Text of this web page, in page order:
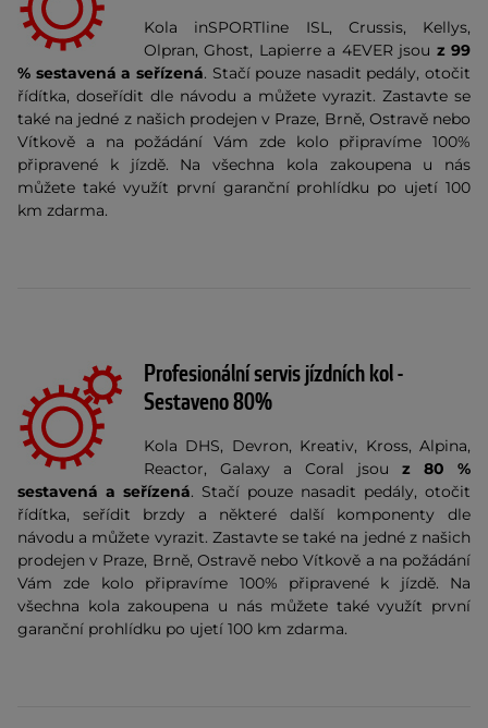
Kola inSPORTline ISL, Crussis, Kellys,
Olpran, Ghost, Lapierre a 4EVER jsou z 99
% sestavená a seřízená. Stačí pouze nasadit pedály, otočit
řídítka, doseřídit dle návodu a můžete vyrazit. Zastavte se
také na jedné z našich prodejen v Praze, Brně, Ostravě nebo
Vítkově a na požádání Vám zde kolo připravíme 100%
připravené k jízdě. Na všechna kola zakoupena u nás
můžete také využít první garanční prohlídku po ujetí 100
km zdarma.
Profesionální servis jízdních kol -
Sestaveno 80%
Kola DHS, Devron, Kreativ, Kross, Alpina,
Reactor, Galaxy a Coral jsou z 80 %
sestavená a seřízená. Stačí pouze nasadit pedály, otočit
řídítka, seřídit brzdy a některé další komponenty dle
návodu a můžete vyrazit. Zastavte se také na jedné z našich
prodejen v Praze, Brně, Ostravě nebo Vítkově a na požádání
Vám zde kolo připravíme 100% připravené k jízdě. Na
všechna kola zakoupena u nás můžete také využít první
garanční prohlídku po ujetí 100 km zdarma.